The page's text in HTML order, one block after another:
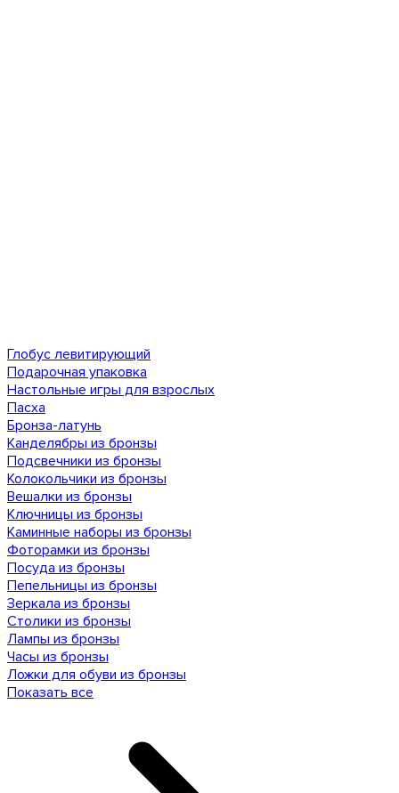
Глобус левитирующий
Подарочная упаковка
Настольные игры для взрослых
Пасха
Бронза-латунь
Канделябры из бронзы
Подсвечники из бронзы
Колокольчики из бронзы
Вешалки из бронзы
Ключницы из бронзы
Каминные наборы из бронзы
Фоторамки из бронзы
Посуда из бронзы
Пепельницы из бронзы
Зеркала из бронзы
Столики из бронзы
Лампы из бронзы
Часы из бронзы
Ложки для обуви из бронзы
Показать все